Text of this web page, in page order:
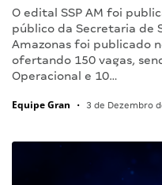
O edital SSP AM foi
público da Secretaria de
Amazonas foi publicado
ofertando 150 vagas,
Operacional e 10…
Equipe Gran • 3 de Dezembro